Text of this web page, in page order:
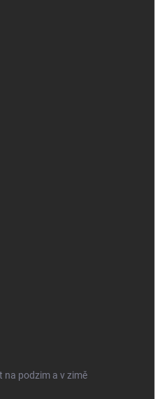
na podzim a v zimě